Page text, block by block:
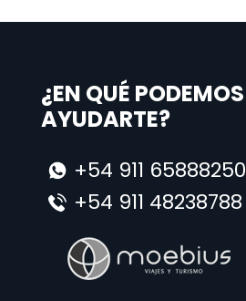
¿EN QUÉ PODEMOS
AYUDARTE?
+54 911 65888250
+54 911 48238788